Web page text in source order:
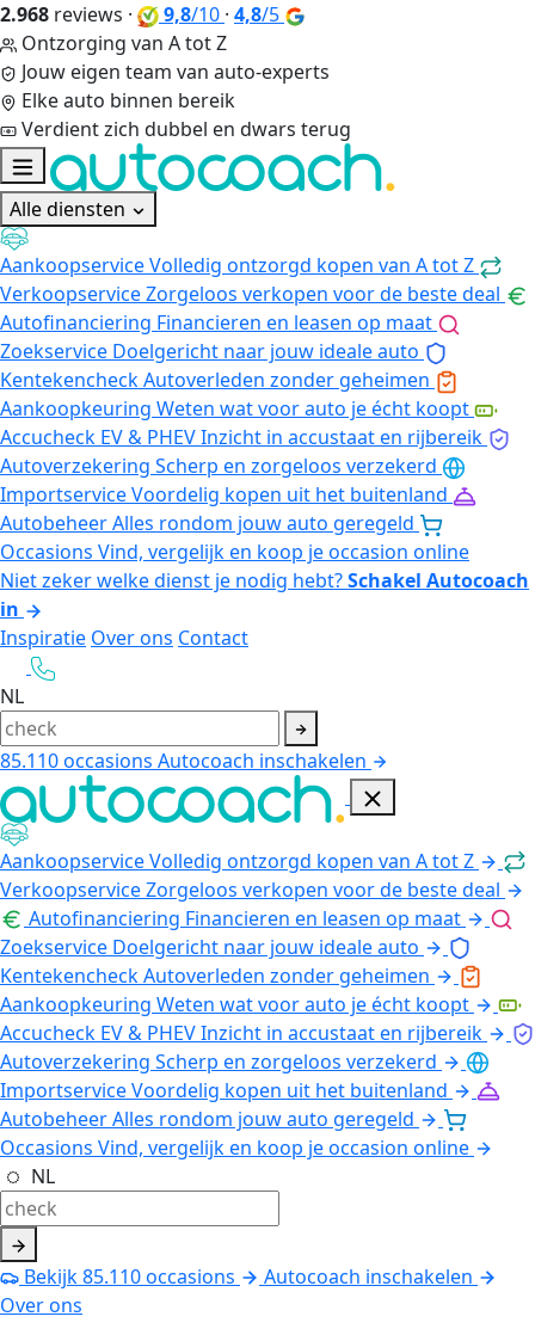
2.968 reviews · 9,8/10 · 4,8/5
Ontzorging van A tot Z
Jouw eigen team van auto-experts
Elke auto binnen bereik
Verdient zich dubbel en dwars terug
Alle diensten
AankoopserviceVolledig ontzorgd kopen van A tot Z
VerkoopserviceZorgeloos verkopen voor de beste deal
Autofinanciering Financieren en leasen op maat
Zoekservice Doelgericht naar jouw ideale auto
KentekencheckAutoverleden zonder geheimen
Aankoopkeuring Weten wat voor auto je écht koopt
Accucheck EV & PHEVInzicht in accustaat en rijbereik
Autoverzekering Scherp en zorgeloos verzekerd
ImportserviceVoordelig kopen uit het buitenland
AutobeheerAlles rondom jouw auto geregeld
Occasions Vind, vergelijk en koop je occasion online
Niet zeker welke dienst je nodig hebt?Schakel Autocoach
in
Inspiratie Over ons Contact
NL
85.110occasions Autocoach inschakelen
AankoopserviceVolledig ontzorgd kopen van A tot Z
VerkoopserviceZorgeloos verkopen voor de beste deal
Autofinanciering Financieren en leasen op maat
Zoekservice Doelgericht naar jouw ideale auto
KentekencheckAutoverleden zonder geheimen
Aankoopkeuring Weten wat voor auto je écht koopt
Accucheck EV & PHEVInzicht in accustaat en rijbereik
Autoverzekering Scherp en zorgeloos verzekerd
ImportserviceVoordelig kopen uit het buitenland
AutobeheerAlles rondom jouw auto geregeld
Occasions Vind, vergelijk en koop je occasion online
NL
Bekijk85.110occasions
Autocoach inschakelen
Over ons